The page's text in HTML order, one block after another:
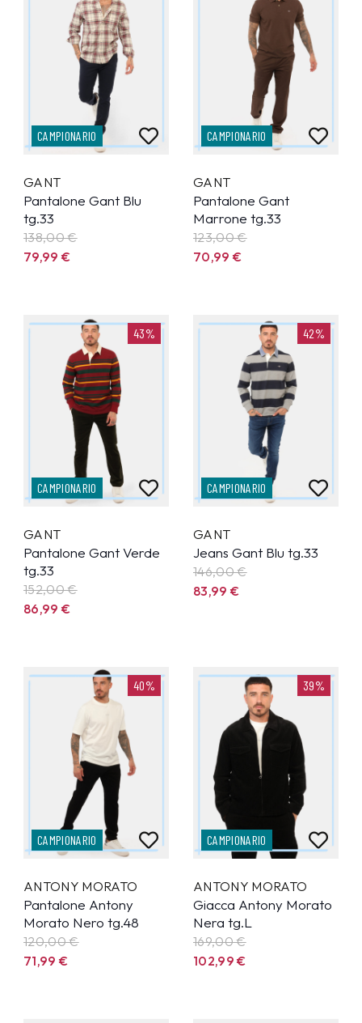
CAMPIONARIO
GANT
Pantalone Gant Blu
tg.33
138,00 €
79,99€
CAMPIONARIO
GANT
Pantalone Gant
Marrone tg.33
123,00 €
70,99€
43%
CAMPIONARIO
GANT
Pantalone Gant Verde
tg.33
152,00 €
86,99€
42%
CAMPIONARIO
GANT
Jeans Gant Blu tg.33
146,00 €
83,99€
40%
CAMPIONARIO
ANTONY MORATO
Pantalone Antony
Morato Nero tg.48
120,00 €
71,99€
39%
CAMPIONARIO
ANTONY MORATO
Giacca Antony Morato
Nera tg.L
169,00 €
102,99€